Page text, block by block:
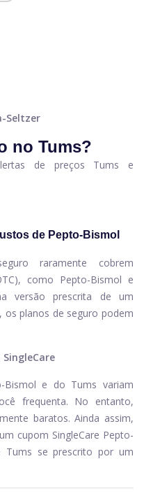
Seltzer
no Tums?
de preços Tums e
de Pepto-Bismol
raramente cobrem
como Pepto-Bismol e
versão prescrita de um
os planos de seguro podem
Bismol e do Tums variam
frequenta. No entanto,
baratos. Ainda assim,
cupom SingleCare Pepto-
Tums se prescrito por um